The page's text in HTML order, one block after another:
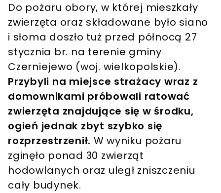
Do pożaru obory, w której mieszkały
zwierzęta oraz składowane było siano
i słoma doszło tuż przed północą 27
stycznia br. na terenie gminy
Czerniejewo (woj. wielkopolskie).
Przybyli na miejsce strażacy wraz z
domownikami próbowali ratować
zwierzęta znajdujące się w środku,
ogień jednak zbyt szybko się
rozprzestrzenił. W wyniku pożaru
zginęło ponad 30 zwierząt
hodowlanych oraz uległ zniszczeniu
cały budynek.